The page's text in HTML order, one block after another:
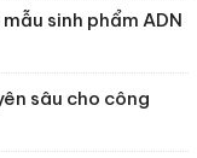
sinh phẩm ADN
sâu cho công